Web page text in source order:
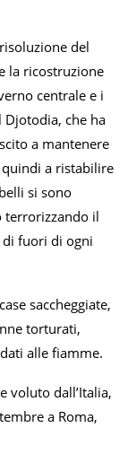
del
la ricostruzione
centrale e i
che ha
a mantenere
a ristabilire
si sono
terrorizzando il
di fuori di ogni
saccheggiate,
torturati,
alle fiamme.
voluto dall’Italia,
a Roma,